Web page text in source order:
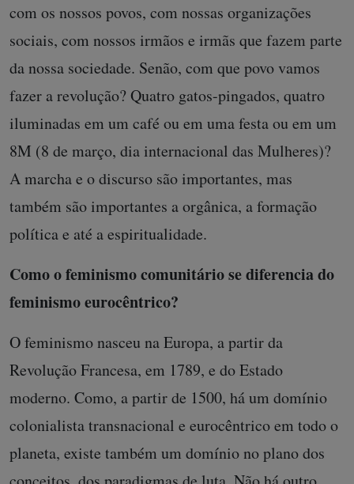
com os nossos povos, com nossas organizações
sociais, com nossos irmãos e irmãs que fazem parte
da nossa sociedade. Senão, com que povo vamos
fazer a revolução? Quatro gatos-pingados, quatro
iluminadas em um café ou em uma festa ou em um
8M (8 de março, dia internacional das Mulheres)?
A marcha e o discurso são importantes, mas
também são importantes a orgânica, a formação
política e até a espiritualidade.
Como o feminismo comunitário se diferencia do
feminismo eurocêntrico?
O feminismo nasceu na Europa, a partir da
Revolução Francesa, em 1789, e do Estado
moderno. Como, a partir de 1500, há um domínio
colonialista transnacional e eurocêntrico em todo o
planeta, existe também um domínio no plano dos